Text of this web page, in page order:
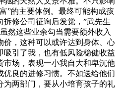
”的主要体例。最终可能构成孩
修公司征询后发觉，”武先生
然这些业余勾当需要额外收入
价，这种可以或许达到身体、心
吸引了我，也有低风险稳健收益
市场，表现一小我自大和卑沉他
优良的进修习惯。不如送给他们
为两部门，要从小培育孩子的礼